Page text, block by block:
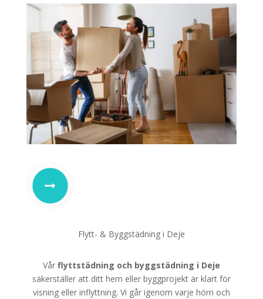
Flytt- & Byggstädning i Deje
Vår flyttstädning och byggstädning i Deje
säkerställer att ditt hem eller byggprojekt är klart för
visning eller inflyttning. Vi går igenom varje hörn och